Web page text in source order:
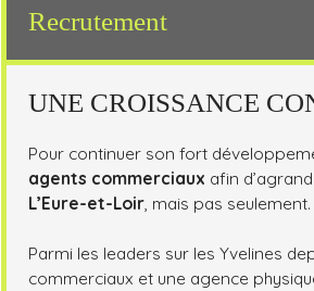
BIENS VENDUS NOS
Recrutement
UNE CROISSANCE
Pour continuer son fort
agents commerciaux afin
L’Eure-et-Loir, mais pas seulement.
Parmi les leaders sur les Yvelines
commerciaux et une agence